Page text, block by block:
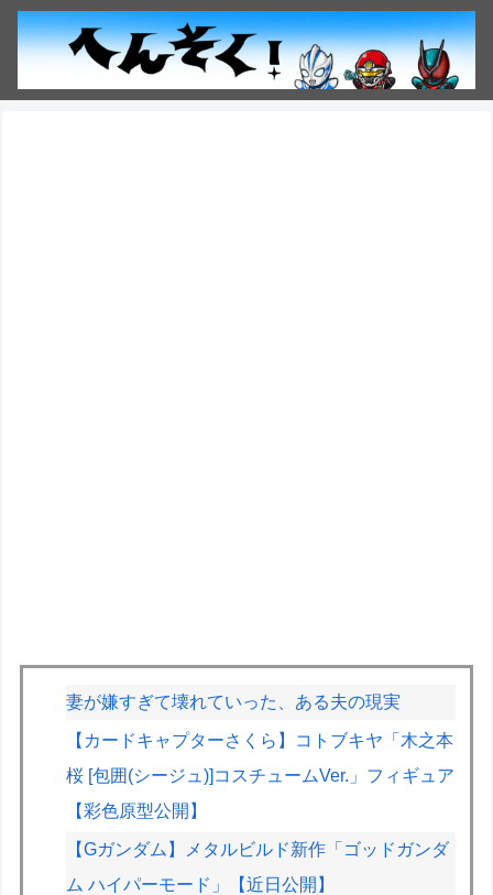
妻が嫌すぎて壊れていった、ある夫の現実
【カードキャプターさくら】コトブキヤ「木之本
桜 [包囲(シージュ)]コスチュームVer.」フィギュア
【彩色原型公開】
【Gガンダム】メタルビルド新作「ゴッドガンダ
ム ハイパーモード」【近日公開】